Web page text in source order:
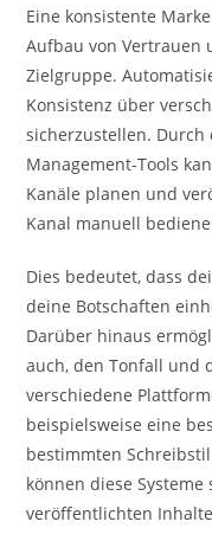
Eine konsistente
Aufbau von Vertrauen
Zielgruppe.
Konsistenz über
sicherzustellen. Durch
Management-Tools
Kanäle planen und
Kanal manuell
Dies bedeutet, dass
deine Botschaften
Darüber hinaus
auch, den Tonfall und
verschiedene
beispielsweise eine
bestimmten
können diese
veröffentlichten